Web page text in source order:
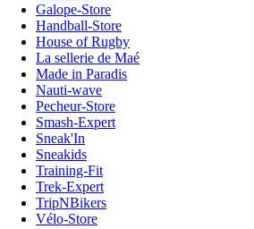
Galope-Store
Handball-Store
House of Rugby
La sellerie de Maé
Made in Paradis
Nauti-wave
Pecheur-Store
Smash-Expert
Sneak'In
Sneakids
Training-Fit
Trek-Expert
TripNBikers
Vélo-Store